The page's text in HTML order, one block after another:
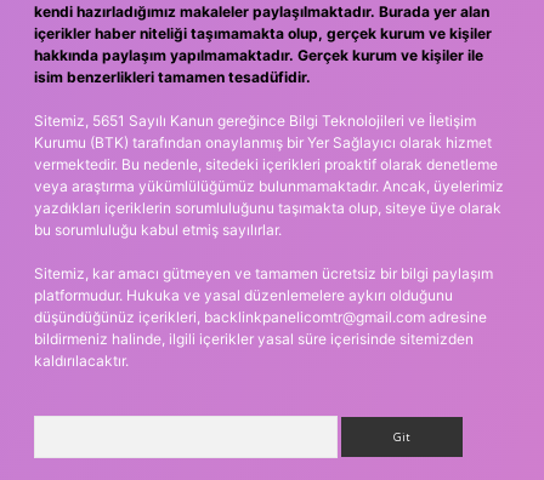
kendi hazırladığımız makaleler paylaşılmaktadır. Burada yer alan
içerikler haber niteliği taşımamakta olup, gerçek kurum ve kişiler
hakkında paylaşım yapılmamaktadır. Gerçek kurum ve kişiler ile
isim benzerlikleri tamamen tesadüfidir.
Sitemiz, 5651 Sayılı Kanun gereğince Bilgi Teknolojileri ve İletişim
Kurumu (BTK) tarafından onaylanmış bir Yer Sağlayıcı olarak hizmet
vermektedir. Bu nedenle, sitedeki içerikleri proaktif olarak denetleme
veya araştırma yükümlülüğümüz bulunmamaktadır. Ancak, üyelerimiz
yazdıkları içeriklerin sorumluluğunu taşımakta olup, siteye üye olarak
bu sorumluluğu kabul etmiş sayılırlar.
Sitemiz, kar amacı gütmeyen ve tamamen ücretsiz bir bilgi paylaşım
platformudur. Hukuka ve yasal düzenlemelere aykırı olduğunu
düşündüğünüz içerikleri, backlinkpanelicomtr@gmail.com adresine
bildirmeniz halinde, ilgili içerikler yasal süre içerisinde sitemizden
kaldırılacaktır.